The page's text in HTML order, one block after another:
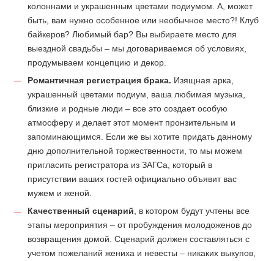
колоннами и украшенным цветами подиумом. А, может
быть, вам нужно особенное или необычное место?! Клуб
байкеров? Любимый бар? Вы выбираете место для
выездной свадьбы – мы договариваемся об условиях,
продумываем концепцию и декор.
Романтичная регистрация брака. Изящная арка,
украшенный цветами подиум, ваша любимая музыка,
близкие и родные люди – все это создает особую
атмосферу и делает этот момент пронзительным и
запоминающимся. Если же вы хотите придать данному
дню дополнительной торжественности, то мы можем
пригласить регистратора из ЗАГСа, который в
присутствии ваших гостей официально объявит вас
мужем и женой.
Качественный сценарий , в котором будут учтены все
этапы мероприятия – от пробуждения молодоженов до
возвращения домой. Сценарий должен составляться с
учетом пожеланий жениха и невесты – никаких выкупов,